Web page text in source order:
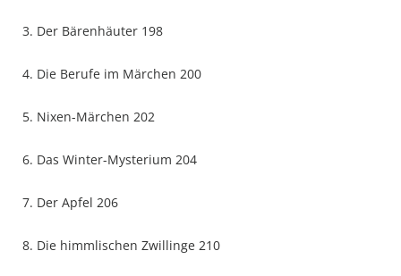
3. Der Bärenhäuter 198
4. Die Berufe im Märchen 200
5. Nixen-Märchen 202
6. Das Winter-Mysterium 204
7. Der Apfel 206
8. Die himmlischen Zwillinge 210